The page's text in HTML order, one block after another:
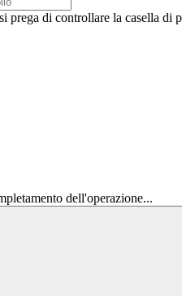
prega di controllare la casella di
dell'operazione...